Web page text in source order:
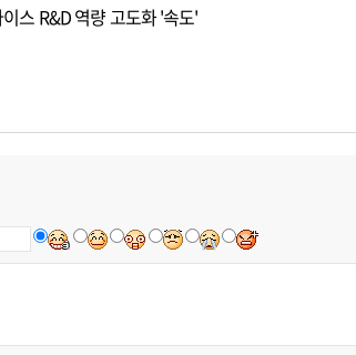
스 R&D 역량 고도화 '속도'